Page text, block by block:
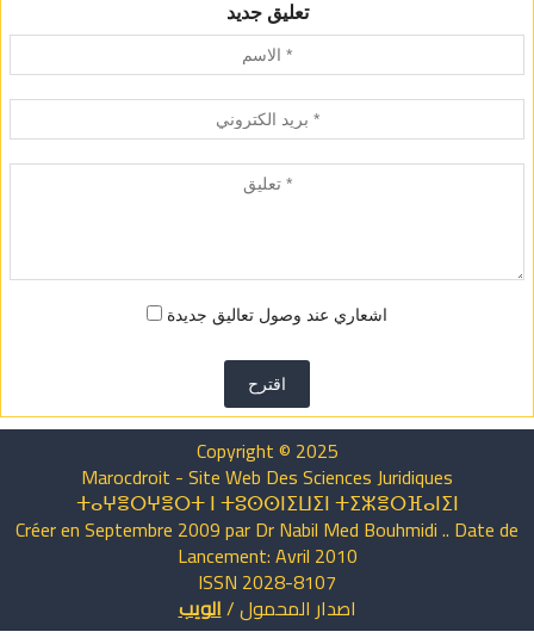
تعليق جديد
اشعاري عند وصول تعاليق جديدة
اقترح
Copyright © 2025
Marocdroit - Site Web Des Sciences Juridiques
ⵜⴰⵖⴻⵔⵖⴻⵔⵜ ⵏ ⵜⵓⵙⵙⵏⵉⵡⵉⵏ ⵜⵉⵣⴻⵔⴼⴰⵏⵉⵏ
Créer en Septembre 2009 par Dr Nabil Med Bouhmidi .. Date de
Lancement: Avril 2010
ISSN 2028-8107
اصدار المحمول/الويب